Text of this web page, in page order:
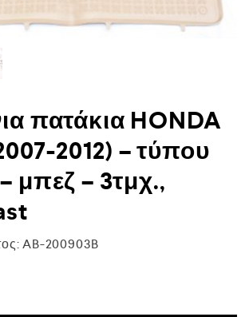
πατάκια HONDA
2012) – τύπου
μπεζ – 3τμχ.,
AB-200903B